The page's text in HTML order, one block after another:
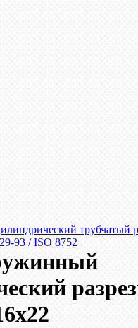
трубчатый
93 / ISO 8752